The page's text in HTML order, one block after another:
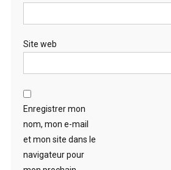
Site web
Enregistrer mon
nom, mon e-mail
et mon site dans le
navigateur pour